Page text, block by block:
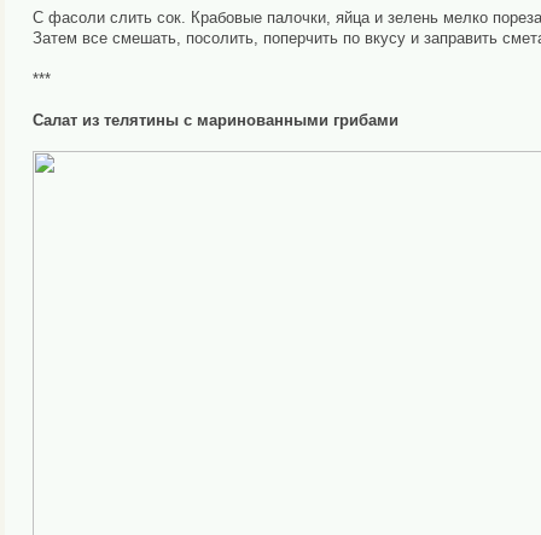
С фасоли слить сок. Крабовые палочки, яйца и зелень мелко
Затем все смешать, посолить, поперчить по вкусу и заправить
***
Салат из телятины с маринованными грибами